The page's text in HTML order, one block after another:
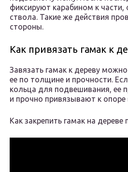
фиксируют карабином к части,
ствола. Такие же действия
стороны.
Как привязать гамак к
Завязать гамак к дереву
ее по толщине и прочности.
кольца для подвешивания, ее
и прочно привязывают к
Как закрепить гамак на